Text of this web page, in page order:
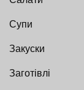
Супи
Закуски
Заготівлі